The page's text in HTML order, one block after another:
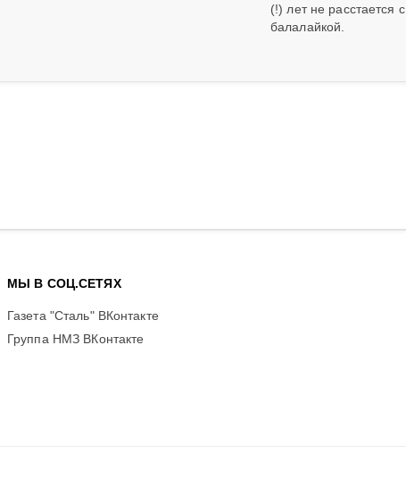
(!) лет не расстается с
балалайкой.
МЫ В СОЦ.СЕТЯХ
Газета "Сталь" ВКонтакте
Группа НМЗ ВКонтакте